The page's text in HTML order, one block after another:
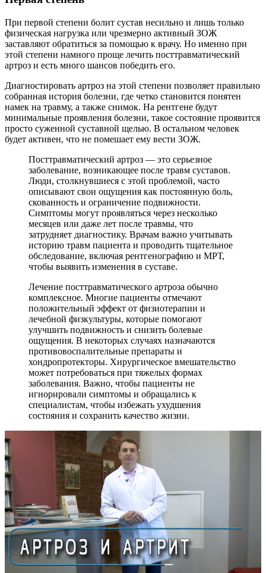
При первой степени болит сустав несильно и лишь только
физическая нагрузка или чрезмерно активный ЗОЖ
заставляют обратиться за помощью к врачу. Но именно при
этой степени намного проще лечить посттравматический
артроз и есть много шансов победить его.
Диагностировать артроз на этой степени позволяет правильно
собранная история болезни, где четко становится понятен
намек на травму, а также снимок. На рентгене будут
минимальные проявления болезни, такое состояние проявится
просто суженной суставной щелью. В остальном человек
будет активен, что не помешает ему вести ЗОЖ.
Посттравматический артроз — это серьезное
заболевание, возникающее после травм суставов.
Люди, столкнувшиеся с этой проблемой, часто
описывают свои ощущения как постоянную боль,
скованность и ограничение подвижности.
Симптомы могут проявляться через несколько
месяцев или даже лет после травмы, что
затрудняет диагностику. Врачам важно учитывать
историю травм пациента и проводить тщательное
обследование, включая рентгенографию и МРТ,
чтобы выявить изменения в суставе.
Лечение посттравматического артроза обычно
комплексное. Многие пациенты отмечают
положительный эффект от физиотерапии и
лечебной физкультуры, которые помогают
улучшить подвижность и снизить болевые
ощущения. В некоторых случаях назначаются
противовоспалительные препараты и
хондропротекторы. Хирургическое вмешательство
может потребоваться при тяжелых формах
заболевания. Важно, чтобы пациенты не
игнорировали симптомы и обращались к
специалистам, чтобы избежать ухудшения
состояния и сохранить качество жизни.